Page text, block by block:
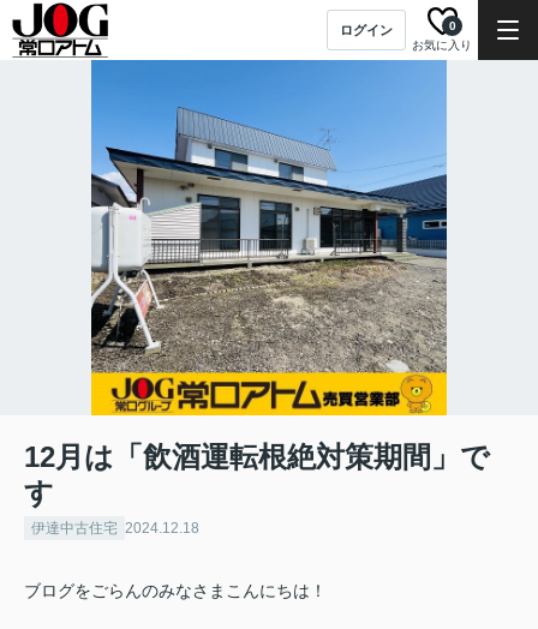
ログイン
お気に入り
0
12月は「飲酒運転根絶対策期間」で
す
伊達中古住宅 2024.12.18
ブログをごらんのみなさまこんにちは！